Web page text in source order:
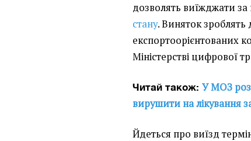
дозволять виїжджати за
стану. Виняток зроблять
експортоорієнтованих
Міністерстві цифрової
Читай також:У МОЗ
вирушити на лікування
Йдеться про виїзд